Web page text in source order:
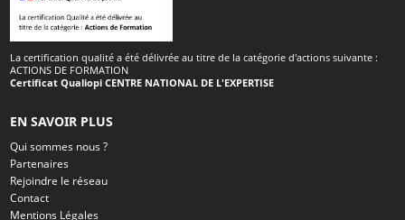
La certification qualité a été délivrée au titre de la catégorie d'actions suivante :
ACTIONS DE FORMATION
Certificat Qualiopi CENTRE NATIONAL DE L'EXPERTISE
EN SAVOIR PLUS
Qui sommes nous ?
Partenaires
Rejoindre le réseau
Contact
Mentions Légales